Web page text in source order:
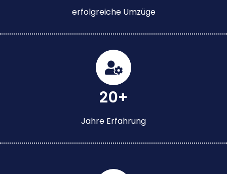
erfolgreiche Umzüge
20+
Jahre Erfahrung